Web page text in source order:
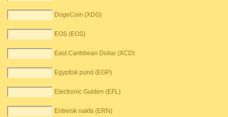
DogeCoin (XDG)
EOS (EOS)
East Caribbean Dollar (XCD)
Egyptisk pund (EGP)
Electronic Gulden (EFL)
Eritreisk nakfa (ERN)